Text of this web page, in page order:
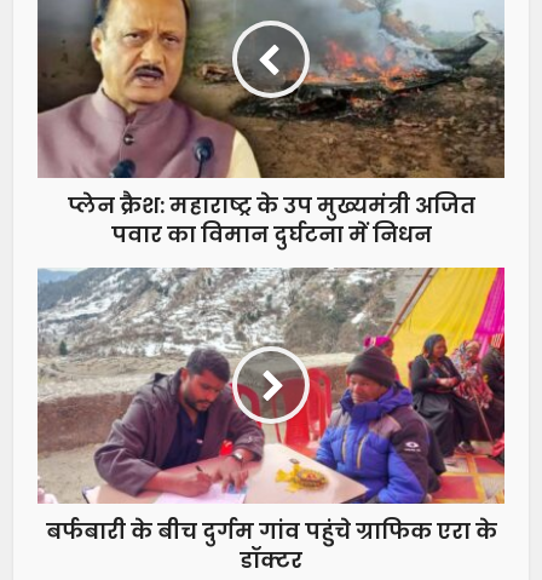
प्लेन क्रैश: महाराष्ट्र के उप मुख्यमंत्री अजित
पवार का विमान दुर्घटना में निधन
बर्फबारी के बीच दुर्गम गांव पहुंचे ग्राफिक एरा के
डॉक्टर